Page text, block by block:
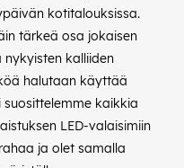
kotitalouksissa.
tärkeä osa jokaisen
kalliiden
halutaan käyttää
suosittelemme kaikkia
LED-valaisimiin
ja olet samalla